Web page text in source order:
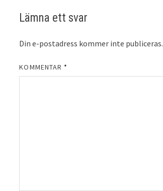
Lämna ett svar
Din e-postadress kommer inte publiceras.
KOMMENTAR *